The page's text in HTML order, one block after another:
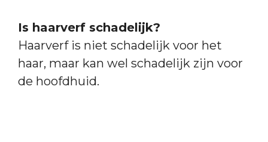
Is haarverf schadelijk?
Haarverf is niet schadelijk voor het
haar, maar kan wel schadelijk zijn voor
de hoofdhuid.